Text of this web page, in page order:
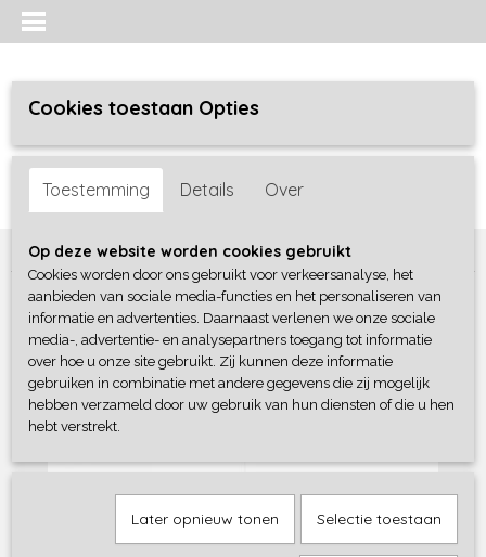
Inloggen Registreren
Home >Baby lifestyle>Muziekhangers >Muziekhanger Bear
Cookies toestaan Opties
Toestemming Details Over
Op deze website worden cookies gebruikt
Cookies worden door ons gebruikt voor verkeersanalyse, het
aanbieden van sociale media-functies en het personaliseren van
informatie en advertenties. Daarnaast verlenen we onze sociale
media-, advertentie- en analysepartners toegang tot informatie
over hoe u onze site gebruikt. Zij kunnen deze informatie
gebruiken in combinatie met andere gegevens die zij mogelijk
hebben verzameld door uw gebruik van hun diensten of die u hen
hebt verstrekt.
Later opnieuw tonen Selectie toestaan